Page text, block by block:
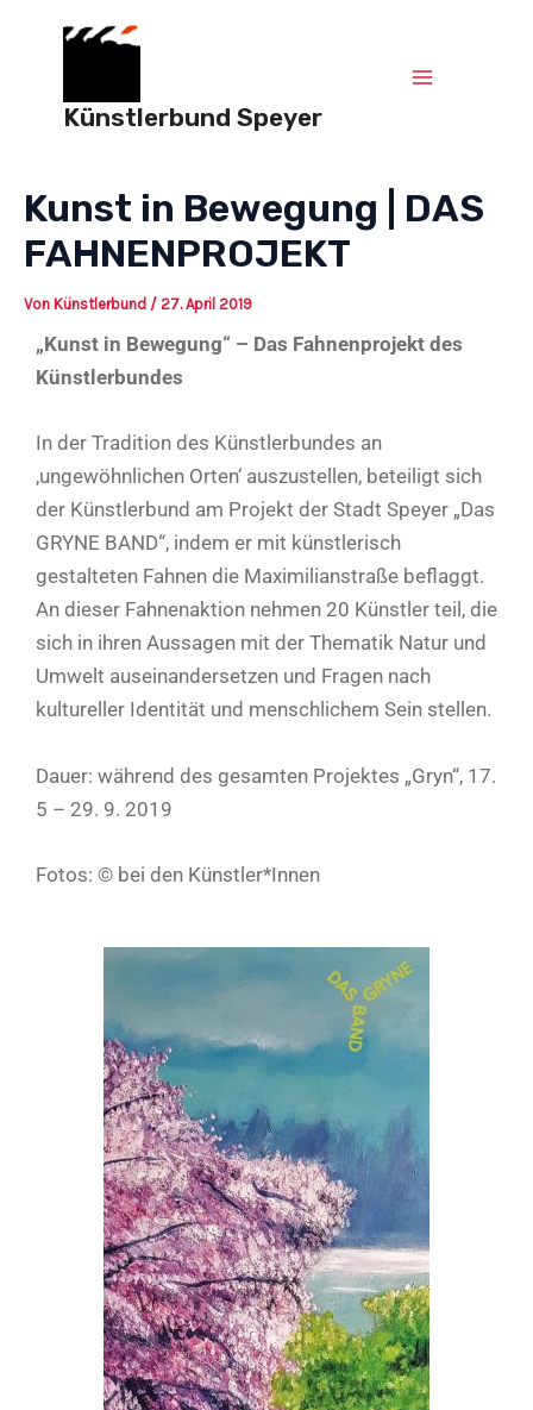
Künstlerbund Speyer
Kunst in Bewegung | DAS
FAHNENPROJEKT
Von Künstlerbund / 27. April 2019
„Kunst in Bewegung“ – Das Fahnenprojekt des
Künstlerbundes
In der Tradition des Künstlerbundes an
‚ungewöhnlichen Orten‘ auszustellen, beteiligt sich
der Künstlerbund am Projekt der Stadt Speyer „Das
GRYNE BAND“, indem er mit künstlerisch
gestalteten Fahnen die Maximilianstraße beflaggt.
An dieser Fahnenaktion nehmen 20 Künstler teil, die
sich in ihren Aussagen mit der Thematik Natur und
Umwelt auseinandersetzen und Fragen nach
kultureller Identität und menschlichem Sein stellen.
Dauer: während des gesamten Projektes „Gryn“, 17.
5 – 29. 9. 2019
Fotos: © bei den Künstler*Innen
navigation